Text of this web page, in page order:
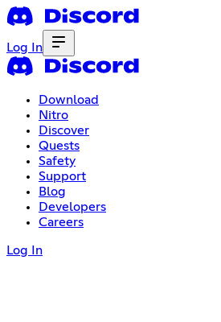
Log In
Download
Nitro
Discover
Quests
Safety
Support
Blog
Developers
Careers
Log In